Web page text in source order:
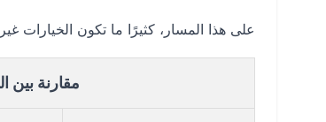
على هذا المسار، كثيرًا ما تكون الخيارات
مقارنة بين